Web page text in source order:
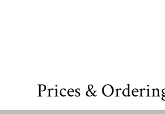
Prices &